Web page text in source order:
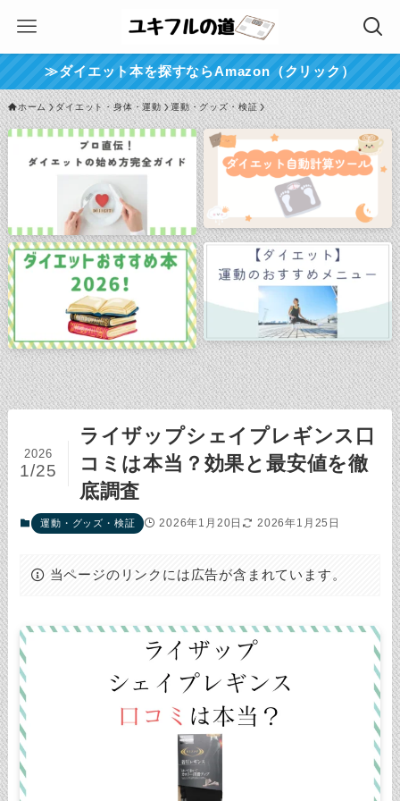
≫ダイエット本を探すならAmazon（クリック）
ホーム ダイエット・身体・運動 運動・グッズ・検証
ライザップシェイプレギンス口
コミは本当？効果と最安値を徹
底調査
2026
1/25
運動・グッズ・検証 2026年1月20日 2026年1月25日
当ページのリンクには広告が含まれています。